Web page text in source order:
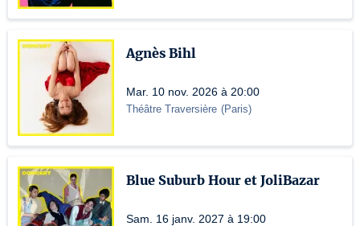
Agnès Bihl
Mar. 10 nov. 2026 à 20:00
Théâtre Traversière (Paris)
Blue Suburb Hour et JoliBazar
Sam. 16 janv. 2027 à 19:00